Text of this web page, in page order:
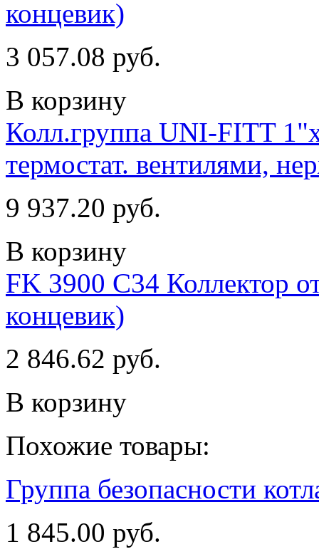
концевик)
3 057.08 руб.
В корзину
Колл.группа UNI-FITT
термостат. вентилями,
9 937.20 руб.
В корзину
FK 3900 С34 Коллектор
концевик)
2 846.62 руб.
В корзину
Похожие товары:
Группа безопасности
1 845.00 руб.